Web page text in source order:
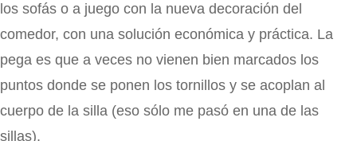
los sofás o a juego con la nueva decoración del
comedor, con una solución económica y práctica. La
pega es que a veces no vienen bien marcados los
puntos donde se ponen los tornillos y se acoplan al
cuerpo de la silla (eso sólo me pasó en una de las
sillas).